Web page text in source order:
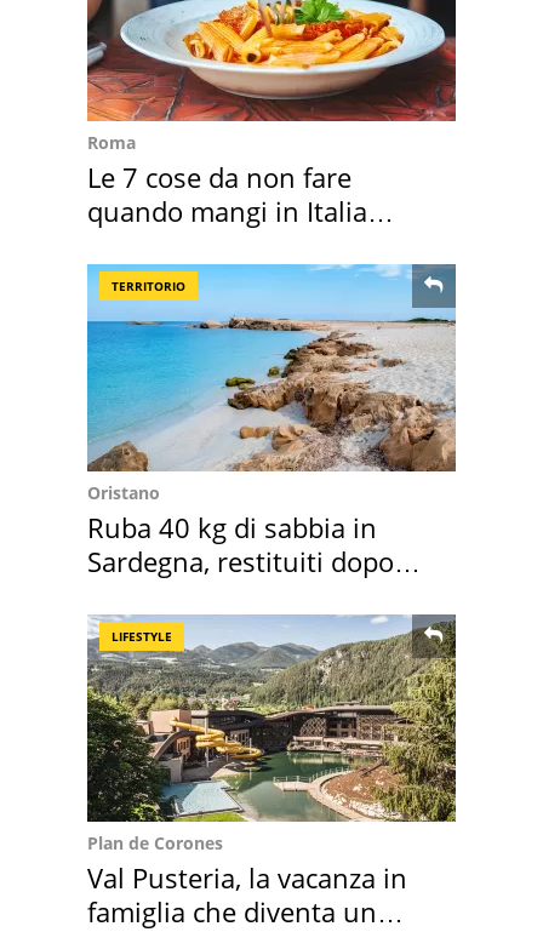
Roma
Le 7 cose da non fare
quando mangi in Italia
TERRITORIO
Oristano
Ruba 40 kg di sabbia in
Sardegna, restituiti dopo
LIFESTYLE
Plan de Corones
Val Pusteria, la vacanza in
famiglia che diventa un